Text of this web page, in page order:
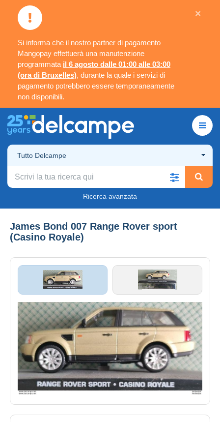
Si informa che il nostro partner di pagamento
Mangopay effettuerà una manutenzione
programmata il 6 agosto dalle 01:00 alle 03:00
(ora di Bruxelles), durante la quale i servizi di
pagamento potrebbero essere temporaneamente
non disponibili.
×
Tutto Delcampe
Ricerca avanzata
James Bond 007 Range Rover sport
(Casino Royale)